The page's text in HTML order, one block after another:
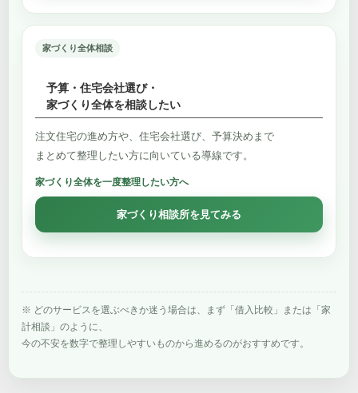
家づくり全体相談
予算・住宅会社選び・
家づくり全体を相談したい
注文住宅の進め方や、住宅会社選び、予算決めまで
まとめて整理したい方に向いている導線です。
家づくり全体を一度整理したい方へ
家づくり相談所を見てみる
※ どのサービスを選ぶべきか迷う場合は、まず「借入比較」または「家
計相談」のように、
今の不安を数字で整理しやすいものから進めるのがおすすめです。